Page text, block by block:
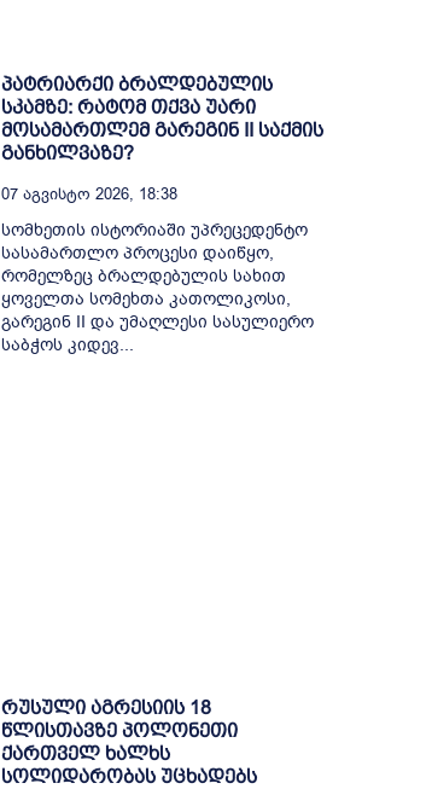
პატრიარქი ბრალდებულის
სკამზე: რატომ თქვა უარი
მოსამართლემ გარეგინ II საქმის
განხილვაზე?
07 Აგვისტო 2026, 18:38
სომხეთის ისტორიაში უპრეცედენტო
სასამართლო პროცესი დაიწყო,
რომელზეც ბრალდებულის სახით
ყოველთა სომეხთა კათოლიკოსი,
გარეგინ II და უმაღლესი სასულიერო
საბჭოს კიდევ...
რუსული აგრესიის 18
წლისთავზე პოლონეთი
ქართველ ხალხს
სოლიდარობას უცხადებს